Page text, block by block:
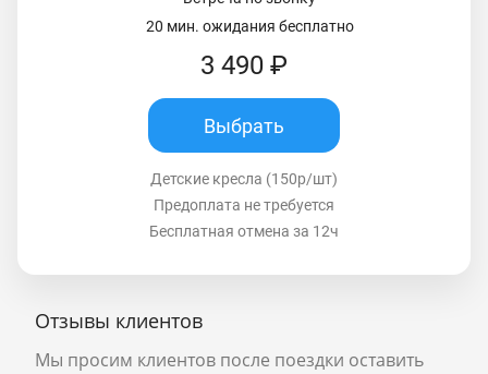
20 мин. ожидания бесплатно
3 490 ₽
Выбрать
Детские кресла (150р/шт)
Предоплата не требуется
Бесплатная отмена за 12ч
Отзывы клиентов
Мы просим клиентов после поездки оставить